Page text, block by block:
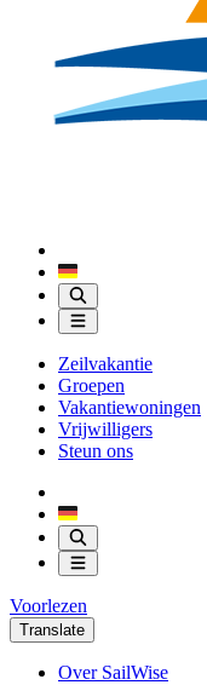
Zeilvakantie
Groepen
Vakantiewoningen
Vrijwilligers
Steun ons
Voorlezen
Translate
Over SailWise